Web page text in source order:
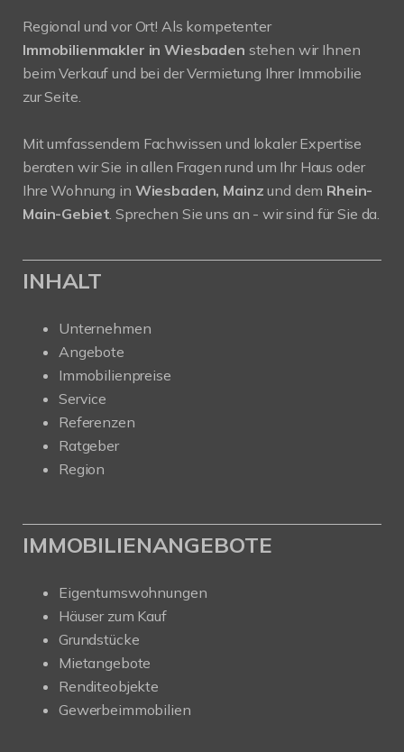
Regional und vor Ort! Als kompetenter
Immobilienmakler in Wiesbaden stehen wir Ihnen
beim Verkauf und bei der Vermietung Ihrer Immobilie
zur Seite.
Mit umfassendem Fachwissen und lokaler Expertise
beraten wir Sie in allen Fragen rund um Ihr Haus oder
Ihre Wohnung in Wiesbaden, Mainzund dem Rhein-
Main-Gebiet. Sprechen Sie uns an - wir sind für Sie da.
INHALT
Unternehmen
Angebote
Immobilienpreise
Service
Referenzen
Ratgeber
Region
IMMOBILIENANGEBOTE
Eigentumswohnungen
Häuser zum Kauf
Grundstücke
Mietangebote
Renditeobjekte
Gewerbeimmobilien